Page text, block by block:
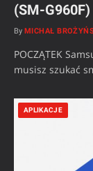
(SM-
By MICHAŁ
POCZĄTEK
musisz szukać
APLIKACJE